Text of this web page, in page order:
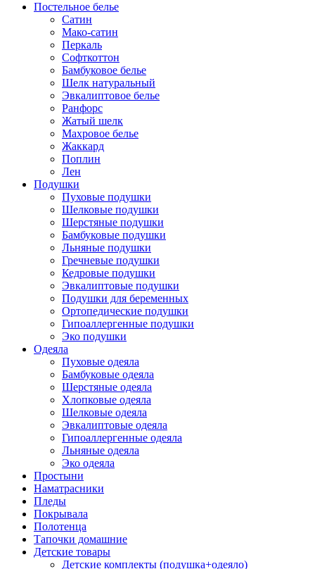
Постельное белье
Сатин
Мако-сатин
Перкаль
Софткоттон
Бамбуковое белье
Шелк натуральный
Эвкалиптовое белье
Ранфорс
Жатый шелк
Махровое белье
Жаккард
Поплин
Лен
Подушки
Пуховые подушки
Шелковые подушки
Шерстяные подушки
Бамбуковые подушки
Льняные подушки
Гречневые подушки
Кедровые подушки
Эвкалиптовые подушки
Подушки для беременных
Ортопедические подушки
Гипоаллергенные подушки
Эко подушки
Одеяла
Пуховые одеяла
Бамбуковые одеяла
Шерстяные одеяла
Хлопковые одеяла
Шелковые одеяла
Эвкалиптовые одеяла
Гипоаллергенные одеяла
Льняные одеяла
Эко одеяла
Простыни
Наматрасники
Пледы
Покрывала
Полотенца
Тапочки домашние
Детские товары
Детские комплекты (подушка+одеяло)